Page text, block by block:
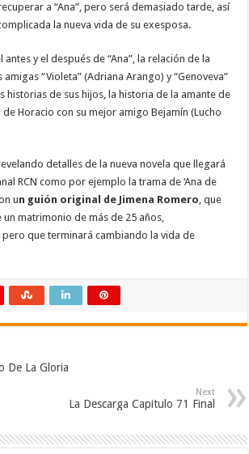
a “Ana”, pero será demasiado tarde, así
la nueva vida de su exesposa.
antes y el después de “Ana”, la relación de la
“Violeta” (Adriana Arango) y “Genoveva”
historias de sus hijos, la historia de la amante de
Horacio con su mejor amigo Bejamín (Lucho
detalles de la nueva novela que llegará
RCN como por ejemplo la trama de ‘Ana de
un guión original de Jimena Romero, que
matrimonio de más de 25 años,
que terminará cambiando la vida de
De La Gloria
Next
La Descarga Capitulo 71 Final